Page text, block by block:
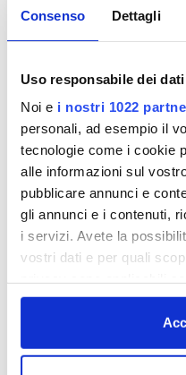
Consenso Dettagli
Uso responsabile dei dati
Noi e i nostri 1022
personali, ad esempio il
tecnologie come i cookie
alle informazioni sul
pubblicare annunci e
gli annunci e i contenuti,
i servizi. Avete la
vostri dati e per quali
in cui avete effettuato le
modificare o revocare il
momento dalla
NON
AIUTACI
LIBERE
Bombe d'acqua e
creare allagamenti
fognaria e 250000
quotidiano. Anche un
grandi problemi.